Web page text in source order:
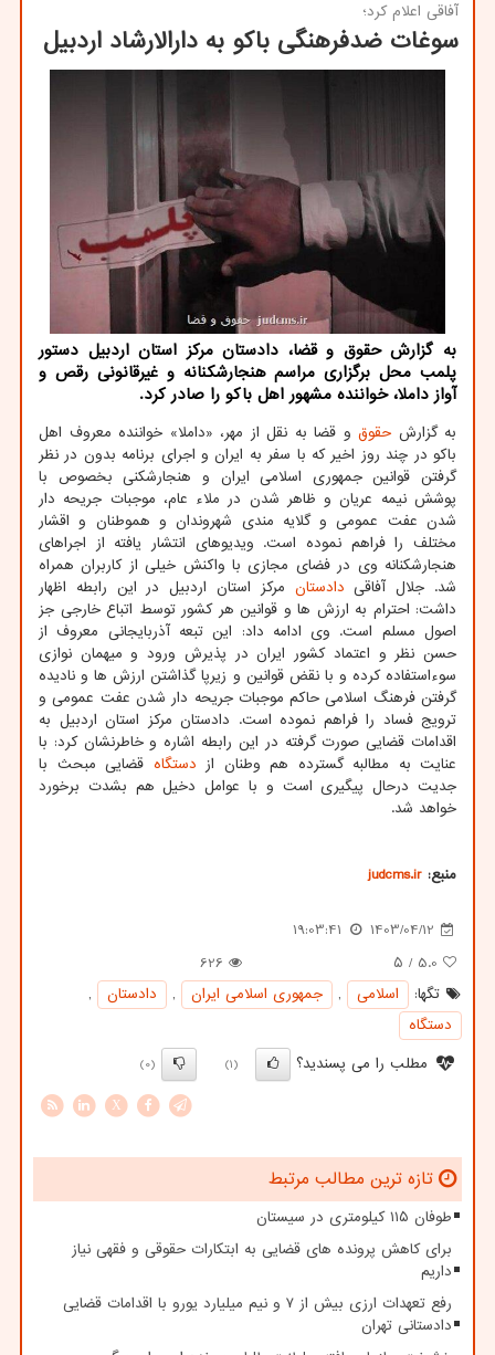
آفاقی اعلام كرد؛
سوغات ضدفرهنگی باکو به دارالارشاد اردبیل
به گزارش حقوق و قضا، دادستان مرکز استان اردبیل دستور
پلمب محل برگزاری مراسم هنجارشکنانه و غیرقانونی رقص و
آواز داملا، خواننده مشهور اهل باکو را صادر کرد.
به گزارش حقوق و قضا به نقل از مهر، «داملا» خواننده معروف اهل
باکو در چند روز اخیر که با سفر به ایران و اجرای برنامه بدون در نظر
گرفتن قوانین جمهوری اسلامی ایران و هنجارشکنی بخصوص با
پوشش نیمه عریان و ظاهر شدن در ملاء عام، موجبات جریحه دار
شدن عفت عمومی و گلایه مندی شهروندان و هموطنان و اقشار
مختلف را فراهم نموده است. ویدیوهای انتشار یافته از اجراهای
هنجارشکنانه وی در فضای مجازی با واکنش خیلی از کاربران همراه
شد. جلال آفاقی دادستان مرکز استان اردبیل در این رابطه اظهار
داشت: احترام به ارزش ها و قوانین هر کشور توسط اتباع خارجی جز
اصول مسلم است. وی ادامه داد: این تبعه آذربایجانی معروف از
حسن نظر و اعتماد کشور ایران در پذیرش ورود و میهمان نوازی
سوءاستفاده کرده و با نقض قوانین و زیرپا گذاشتن ارزش ها و نادیده
گرفتن فرهنگ اسلامی حاکم موجبات جریحه دار شدن عفت عمومی و
ترویج فساد را فراهم نموده است. دادستان مرکز استان اردبیل به
اقدامات قضایی صورت گرفته در این رابطه اشاره و خاطرنشان کرد: با
عنایت به مطالبه گسترده هم وطنان از دستگاه قضایی مبحث با
جدیت درحال پیگیری است و با عوامل دخیل هم بشدت برخورد
خواهد شد.
منبع: judcms.ir
1403/04/12
19:03:41
5.0 / ۵
626
تگها:
اسلامی , جمهوری اسلامی ایران , دادستان
,
دستگاه
مطلب را می پسندید؟
(1)
(0)
X
تازه ترین مطالب مرتبط
طوفان ۱۱۵ کیلومتری در سیستان
برای کاهش پرونده های قضایی به ابتکارات حقوقی و فقهی نیاز
داریم
رفع تعهدات ارزی بیش از ۷ و نیم میلیارد یورو با اقدامات قضایی
دادستانی تهران